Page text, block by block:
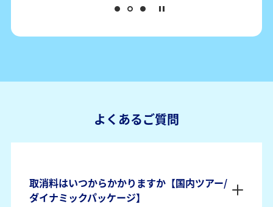
よくあるご質問
取消料はいつからかかりますか【国内ツアー/
ダイナミックパッケージ】